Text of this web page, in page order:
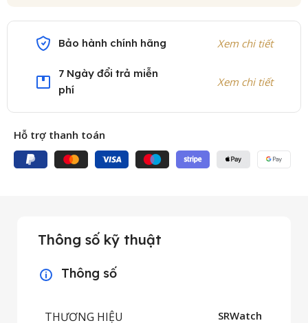
Bảo hành chính hãng Xem chi tiết
7 Ngày đổi trả miễn
phí
Xem chi tiết
Hỗ trợ thanh toán
Thông số kỹ thuật
Thông số
THƯƠNG HIỆU SRWatch